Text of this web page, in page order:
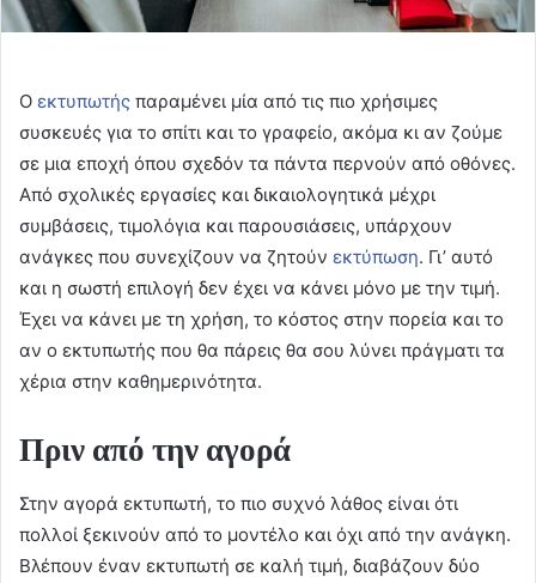
Ο εκτυπωτής παραμένει μία από τις πιο χρήσιμες
συσκευές για το σπίτι και το γραφείο, ακόμα κι αν ζούμε
σε μια εποχή όπου σχεδόν τα πάντα περνούν από οθόνες.
Από σχολικές εργασίες και δικαιολογητικά μέχρι
συμβάσεις, τιμολόγια και παρουσιάσεις, υπάρχουν
ανάγκες που συνεχίζουν να ζητούν εκτύπωση. Γι’ αυτό
και η σωστή επιλογή δεν έχει να κάνει μόνο με την τιμή.
Έχει να κάνει με τη χρήση, το κόστος στην πορεία και το
αν ο εκτυπωτής που θα πάρεις θα σου λύνει πράγματι τα
χέρια στην καθημερινότητα.
Πριν από την αγορά
Στην αγορά εκτυπωτή, το πιο συχνό λάθος είναι ότι
πολλοί ξεκινούν από το μοντέλο και όχι από την ανάγκη.
Βλέπουν έναν εκτυπωτή σε καλή τιμή, διαβάζουν δύο